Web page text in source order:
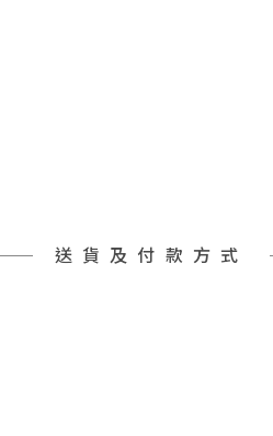
送貨及付款方式